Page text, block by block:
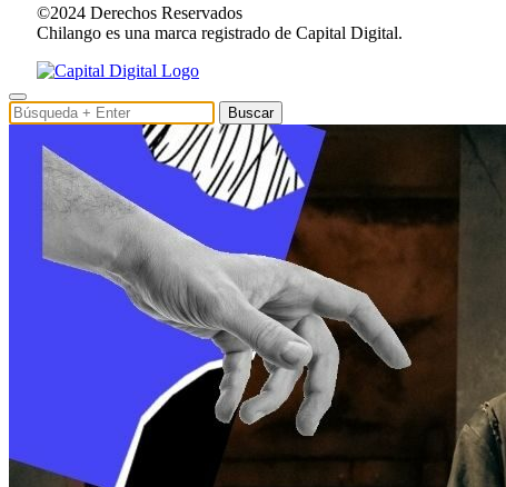
©2024 Derechos Reservados
Chilango es una marca registrado de Capital Digital.
Buscar